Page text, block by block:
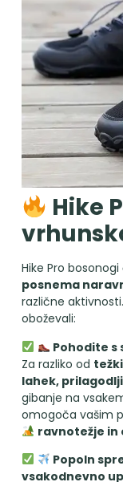
Hike
Hike Pro
posnema
različne
oboževali:
Pohodite
Za razliko od
lahek,
gibanje na
omogoča vašim
ravnotežje in
Popoln
vsakodnevno